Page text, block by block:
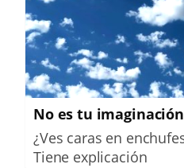
No es tu imaginación
¿Ves caras en
Tiene explicación